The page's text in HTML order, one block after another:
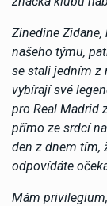
Zinedine
našeho týmu,
se stali jedním z
vybírají své
pro Real Madrid
přímo ze srdcí
den z dnem tím,
odpovídáte
Mám